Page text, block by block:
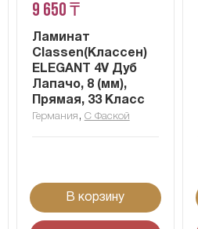
9 650 ₸
Ламинат
Classen(Классен)
ELEGANT 4V Дуб
Лапачо, 8 (мм),
Прямая, 33 Класс
Германия , С Фаской
В корзину